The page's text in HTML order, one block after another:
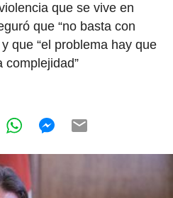
que se vive en
que “no basta con
que “el problema hay que
complejidad”